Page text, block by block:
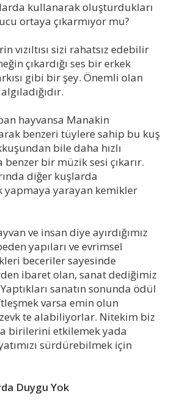
kullanarak oluşturdukları
ortaya çıkarmıyor mu?
vızıltısı sizi rahatsız edebilir
çıkardığı ses bir erkek
gibi bir şey. Önemli olan
hayvansa Manakin
benzeri tüylere sahip bu kuş
bile daha hızlı
bir müzik sesi çıkarır.
diğer kuşlarda
yarayan kemikler
ve insan diye ayırdığımız
yapıları ve evrimsel
beceriler sayesinde
ibaret olan, sanat dediğimiz
sanatın sonunda ödül
varsa emin olun
te alabiliyorlar. Nitekim biz
birilerini etkilemek yada
sürdürebilmek için
Duygu Yok